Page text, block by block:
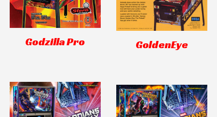
Godzilla Pro GoldenEye